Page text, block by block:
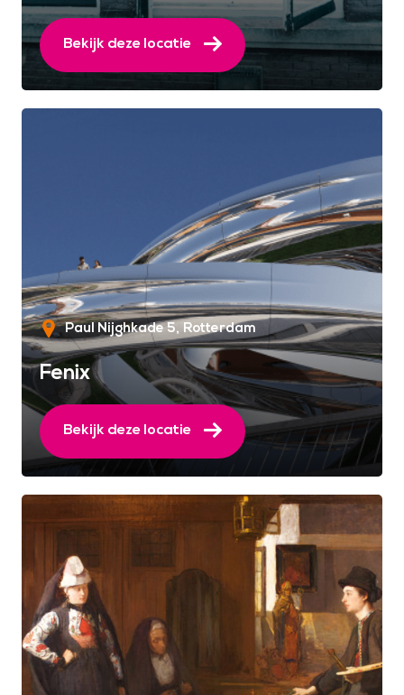
Bekijk deze locatie
Paul Nijghkade 5 Rotterdam
Fenix
Bekijk deze locatie